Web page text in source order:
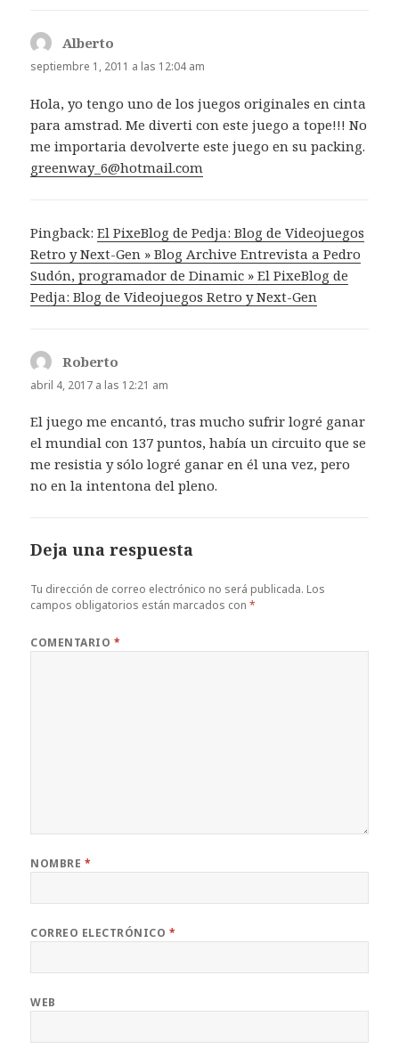
Alberto
septiembre 1, 2011 a las 12:04 am
Hola, yo tengo uno de los juegos originales en cinta
para amstrad. Me diverti con este juego a tope!!! No
me importaria devolverte este juego en su packing.
greenway_6@hotmail.com
Pingback:El PixeBlog de Pedja: Blog de Videojuegos
Retro y Next-Gen » Blog Archive Entrevista a Pedro
Sudón, programador de Dinamic » El PixeBlog de
Pedja: Blog de Videojuegos Retro y Next-Gen
Roberto
abril 4, 2017 a las 12:21 am
El juego me encantó, tras mucho sufrir logré ganar
el mundial con 137 puntos, había un circuito que se
me resistia y sólo logré ganar en él una vez, pero
no en la intentona del pleno.
Deja una respuesta
Tu dirección de correo electrónico no será publicada. Los
campos obligatorios están marcados con*
COMENTARIO *
NOMBRE *
CORREO ELECTRÓNICO *
WEB